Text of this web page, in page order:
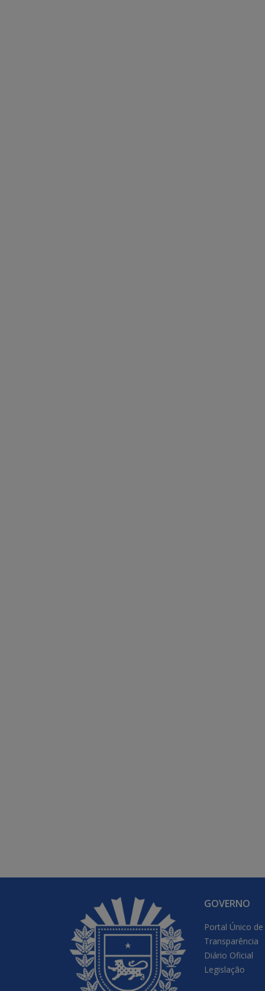
GOVERNO
Portal Único
Transparência
Diário Oficial
Legislação